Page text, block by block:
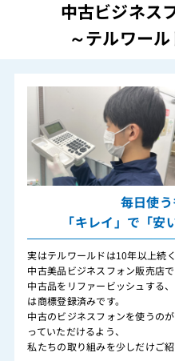
中古ビジネス
～テルワー
毎日使
「キレイ」で「安
実はテルワールドは10年以上続く
中古美品ビジネスフォン販売店で
中古品をリファービッシュする
は商標登録済みです。
中古のビジネスフォンを使うの
っていただけるよう、
私たちの取り組みを少しだけご紹